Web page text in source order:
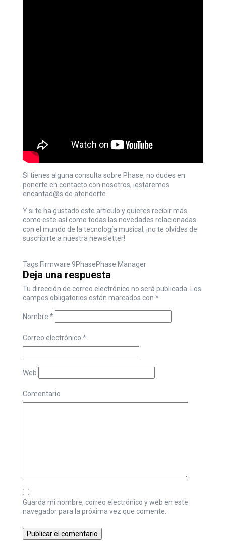
Si tienes alguna consulta sobre Phase, no dudes en
ponerte en contacto con nosotros, ¡estaremos
encantad@s de atenderte.
Y si te ha gustado este artículo y quieres recibir más
como este así como todas las novedades relacionadas
con el mundo de la tecnología musical, ¡no te olvides de
suscribirte a nuestra newsletter!
Tags:Firmware 9PhasePhase Manager
Deja una respuesta
Tu dirección de correo electrónico no será publicada.
Los
campos obligatorios están marcados con *
Nombre *
Correo electrónico *
Web
Comentario
Guarda mi nombre, correo electrónico y web en este
navegador para la próxima vez que comente.